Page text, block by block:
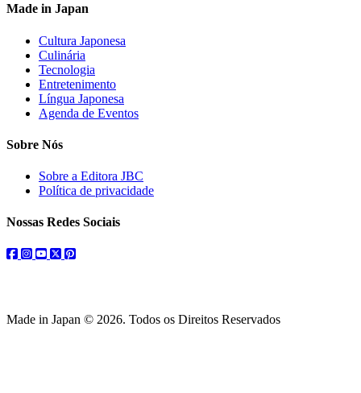
Made in Japan
Cultura Japonesa
Culinária
Tecnologia
Entretenimento
Língua Japonesa
Agenda de Eventos
Sobre Nós
Sobre a Editora JBC
Política de privacidade
Nossas Redes Sociais
facebook
instagram
youtube
twitterpinterest
Made in Japan © 2026. Todos os Direitos Reservados